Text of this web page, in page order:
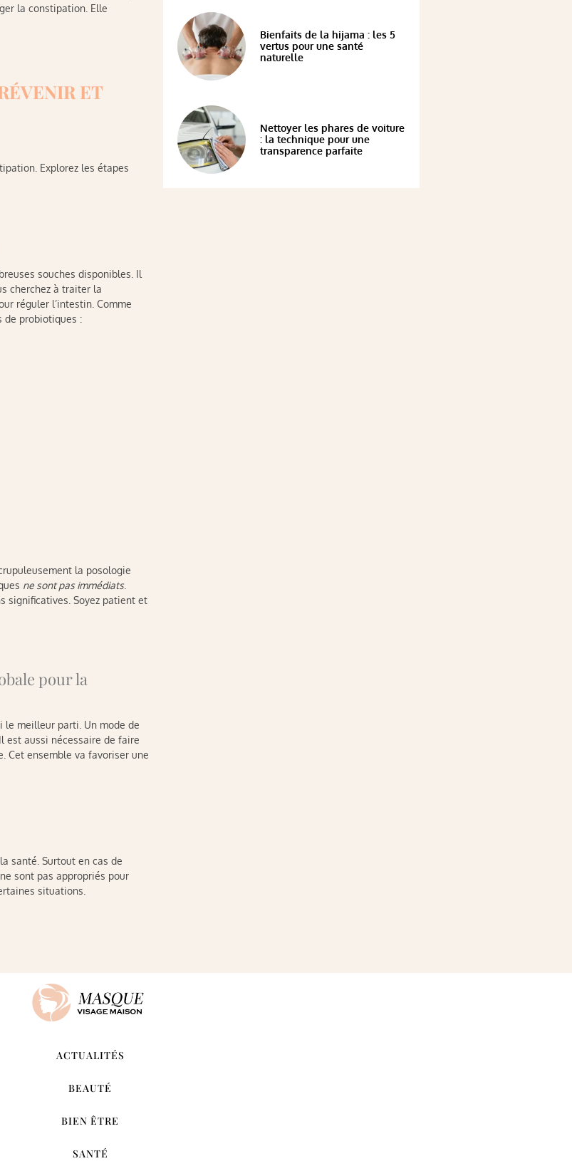
la constipation. Elle
ET
Explorez les étapes
souches disponibles. Il
cherchez à traiter la
réguler l’intestin. Comme
de probiotiques :
la posologie
ne sont pas immédiats
significatives. Soyez patient et
pour la
le meilleur parti. Un mode de
est aussi nécessaire de faire
Cet ensemble va favoriser une
santé. Surtout en cas de
sont pas appropriés pour
situations.
Bienfaits de la hijama : les 5
vertus pour une santé
naturelle
Nettoyer les phares de voiture
: la technique pour une
transparence parfaite
ACTUALITÉS
BEAUTÉ
BIEN ÊTRE
SANTÉ